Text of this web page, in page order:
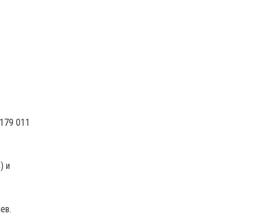
011
и